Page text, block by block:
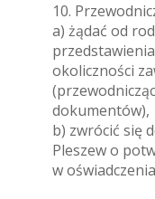
10.
a) żądać od
okoliczności
dokumentów),
b) zwrócić się
Pleszew o
w